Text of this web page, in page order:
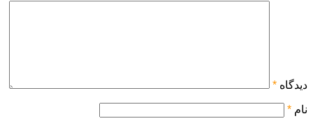
دیدگاه *
نام *